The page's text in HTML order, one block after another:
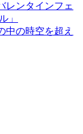
レンタインフェ
」
中の時空を超え